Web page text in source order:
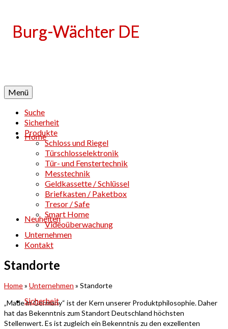
Home
Neuheiten
Sicherheit
Menü
Suche
Sicherheit
Produkte
Schloss und Riegel
Türschlosselektronik
Tür- und Fenstertechnik
Messtechnik
Geldkassette / Schlüssel
Briefkasten / Paketbox
Tresor / Safe
Smart Home
Videoüberwachung
Unternehmen
Kontakt
Standorte
Home» Unternehmen » Standorte
„Made in Germany“ ist der Kern unserer Produktphilosophie. Daher
hat das Bekenntnis zum Standort Deutschland höchsten
Stellenwert. Es ist zugleich ein Bekenntnis zu den exzellenten